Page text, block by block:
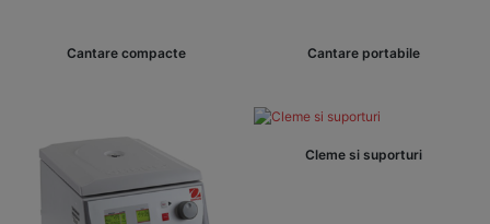
Cantare compacte Cantare portabile
Cleme si suporturi